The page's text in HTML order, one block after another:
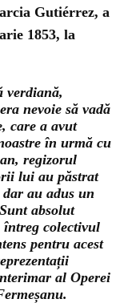
Gutiérrez, a
1853, la
verdiană,
nevoie să vadă
care a avut
în urmă cu
regizorul
lui au păstrat
au adus un
absolut
întreg colectivul
pentru acest
al Operei